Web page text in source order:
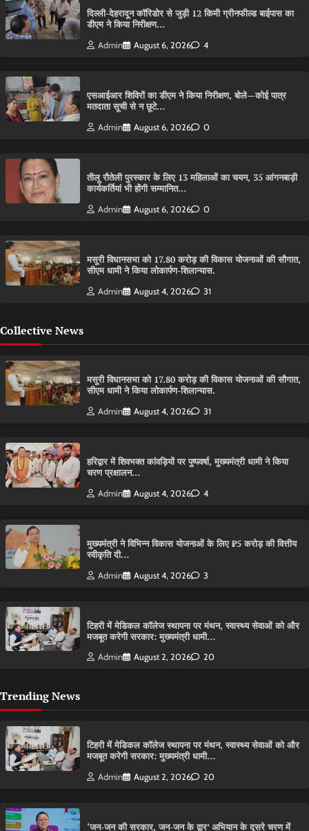
दिल्ली-देहरादून कॉरिडोर से जुड़ी 12 किमी ग्रीनफील्ड बाईपास का
डीएम ने किया निरीक्षण…
Admin August 6, 2026 4
एसआईआर शिविरों का डीएम ने किया निरीक्षण, बोले—कोई पात्र
मतदाता सूची से न छूटे…
Admin August 6, 2026 0
तीलू रौतेली पुरस्कार के लिए 13 महिलाओं का चयन, 35 आंगनबाड़ी
कार्यकर्तियां भी होंगी सम्मानित…
Admin August 6, 2026 0
मसूरी विधानसभा को 17.80 करोड़ की विकास योजनाओं की सौगात,
सीएम धामी ने किया लोकार्पण-शिलान्यास.
Admin August 4, 2026 31
Collective News
मसूरी विधानसभा को 17.80 करोड़ की विकास योजनाओं की सौगात,
सीएम धामी ने किया लोकार्पण-शिलान्यास.
Admin August 4, 2026 31
हरिद्वार में शिवभक्त कांवड़ियों पर पुष्पवर्षा, मुख्यमंत्री धामी ने किया
चरण प्रक्षालन…
Admin August 4, 2026 4
मुख्यमंत्री ने विभिन्न विकास योजनाओं के लिए ₹5 करोड़ की वित्तीय
स्वीकृति दी…
Admin August 4, 2026 3
टिहरी में मेडिकल कॉलेज स्थापना पर मंथन, स्वास्थ्य सेवाओं को और
मजबूत करेगी सरकार: मुख्यमंत्री धामी…
Admin August 2, 2026 20
Trending News
टिहरी में मेडिकल कॉलेज स्थापना पर मंथन, स्वास्थ्य सेवाओं को और
मजबूत करेगी सरकार: मुख्यमंत्री धामी…
Admin August 2, 2026 20
‘जन-जन की सरकार, जन-जन के द्वार’ अभियान के दूसरे चरण में